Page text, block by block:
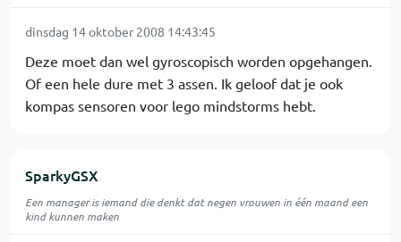
dinsdag 14 oktober 2008 14:43:45
Deze moet dan wel gyroscopisch worden opgehangen.
Of een hele dure met 3 assen. Ik geloof dat je ook
kompas sensoren voor lego mindstorms hebt.
SparkyGSX
Een manager is iemand die denkt dat negen vrouwen in één maand een
kind kunnen maken